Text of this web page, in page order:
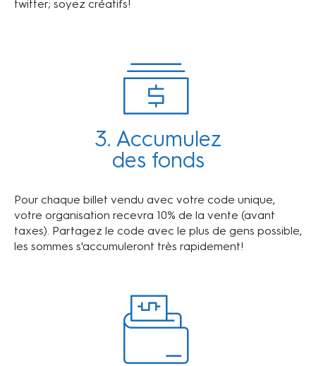
twitter; soyez créatifs!
3. Accumulez
des fonds
Pour chaque billet vendu avec votre code unique,
votre organisation recevra 10% de la vente (avant
taxes). Partagez le code avec le plus de gens possible,
les sommes s'accumuleront très rapidement!